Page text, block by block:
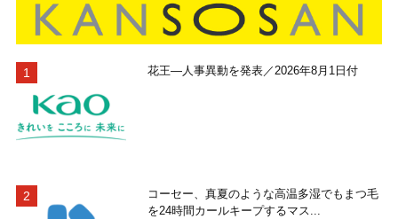
花王―人事異動を発表／2026年8月1日付
コーセー、真夏のような高温多湿でもまつ毛
を24時間カールキープするマス...